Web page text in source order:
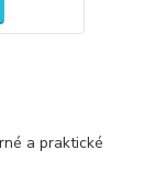
a praktické